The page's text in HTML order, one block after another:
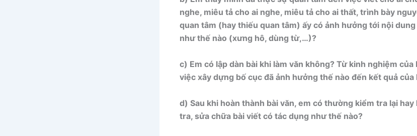
nghe, miêu tả cho ai nghe, miêu tả cho ai thất, trình bày
quan tâm (hay thiếu quan tâm) ấy có ảnh hưởng tới nội
như thế nào (xưng hô, dùng từ,…)?
c) Em có lập dàn bài khi làm văn không? Từ kinh nghiệm của
việc xây dựng bố cục đã ảnh hưởng thế nào đến kết quả của
d) Sau khi hoàn thành bài văn, em có thường kiểm tra lại
tra, sửa chữa bài viết có tác dụng như thế nào?